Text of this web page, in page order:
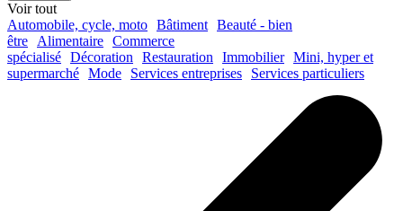
Voir tout
Automobile, cycle, moto Bâtiment Beauté - bien
être
Alimentaire Commerce
spécialisé Décoration Restauration Immobilier Mini, hyper et
supermarché Mode Services entreprises Services particuliers